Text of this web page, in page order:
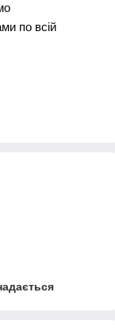
по всій